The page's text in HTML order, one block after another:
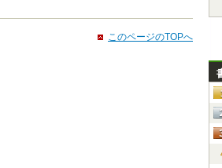
このページのTOPへ